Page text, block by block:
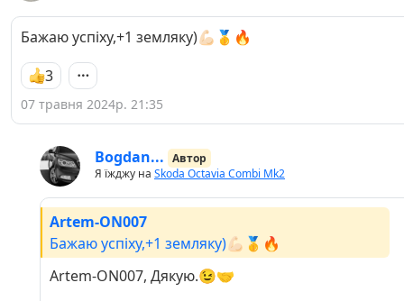
Бажаю успіху,+1 земляку)💪🏻🥇🔥
3
07 травня 2024р. 21:35
Bogdan... Автор
Я їжджу на Skoda Octavia Combi Mk2
Artem-ON007
Бажаю успіху,+1 земляку)💪🏻🥇🔥
Artem-ON007, Дякую.😉🤝